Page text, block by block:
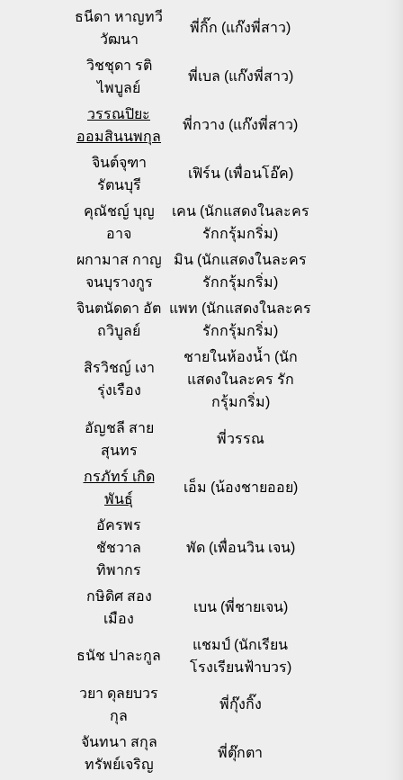
ธนีดา หาญทวี
วัฒนา
พี่กิ๊ก (แก๊งพี่สาว)
วิชชุดา รติ
ไพบูลย์
พี่เบล (แก๊งพี่สาว)
วรรณปิยะ
ออมสินนพกุล
พี่กวาง (แก๊งพี่สาว)
จินต์จุฑา
รัตนบุรี
เฟิร์น (เพื่อนโอ๊ค)
คุณัชญ์ บุญ
อาจ
เคน (นักแสดงในละคร
รักกรุ้มกริ่ม)
ผกามาส กาญ
จนบุรางกูร
มิน (นักแสดงในละคร
รักกรุ้มกริ่ม)
จินตนัดดา อัต
ถวิบูลย์
แพท (นักแสดงในละคร
รักกรุ้มกริ่ม)
สิรวิชญ์ เงา
รุ่งเรือง
ชายในห้องน้ำ (นัก
แสดงในละคร รัก
กรุ้มกริ่ม)
อัญชลี สาย
สุนทร
พี่วรรณ
กรภัทร์ เกิด
พันธุ์
เอ็ม (น้องชายออย)
อัครพร
ชัชวาล
ทิพากร
พัด (เพื่อนวิน เจน)
กษิดิศ สอง
เมือง
เบน (พี่ชายเจน)
ธนัช ปาละกูล
แชมป์ (นักเรียน
โรงเรียนฟ้าบวร)
วยา ดุลยบวร
กุล
พี่กุ๊งกิ๊ง
จันทนา สกุล
ทรัพย์เจริญ
พี่ตุ๊กตา